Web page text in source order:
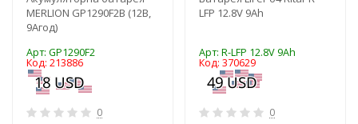
MERLION GP1290F2B (12В,
9Агод)
Арт: GP1290F2
Код: 213886
0
LFP 12.8V 9Ah
Арт: R-LFP 12.8V 9Ah
Код: 370629
0